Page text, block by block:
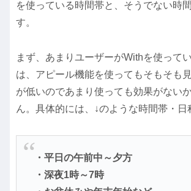
を使っている時間帯と、そうでない時
す。
まず、あまりユーザーがWithを使って
は、アピール機能を使ってもそもそも
が低いのであまり使っても効果がない
ん。具体的には、↓のような時間帯・日
・平日の午前中～夕方
・深夜1時～7時